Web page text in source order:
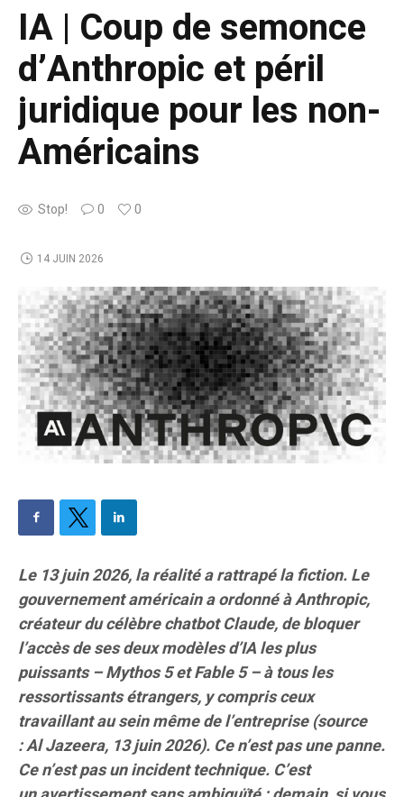
IA | Coup de semonce
d’Anthropic et péril
juridique pour les non-
Américains
Stop! 0 0
14 JUIN 2026
Le 13 juin 2026, la réalité a rattrapé la fiction. Le
gouvernement américain a ordonné à Anthropic,
créateur du célèbre chatbot Claude, de bloquer
l’accès de ses deux modèles d’IA les plus
puissants – Mythos 5 et Fable 5 – à tous les
ressortissants étrangers, y compris ceux
travaillant au sein même de l’entreprise (source
: Al Jazeera, 13 juin 2026). Ce n’est pas une panne.
Ce n’est pas un incident technique. C’est